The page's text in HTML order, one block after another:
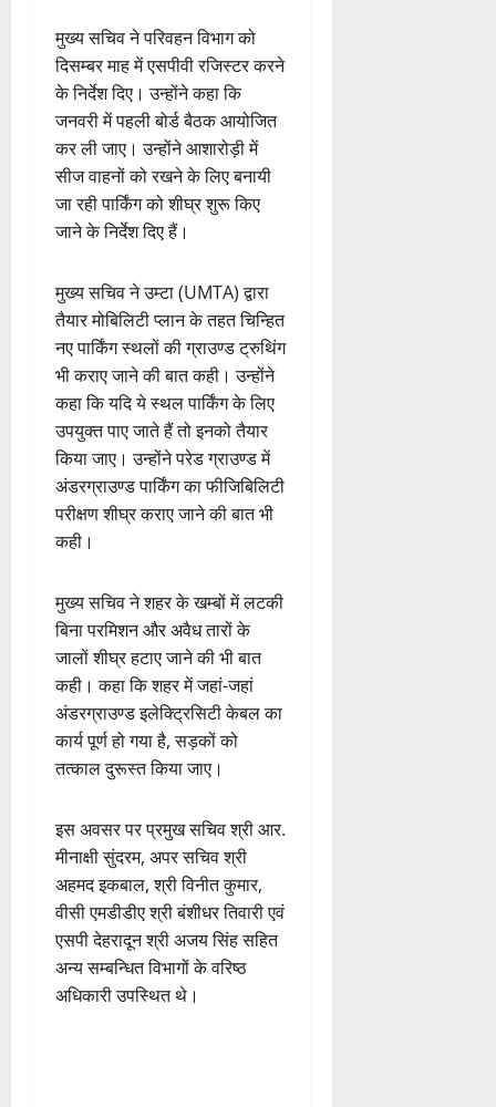
मुख्य सचिव ने परिवहन विभाग को
दिसम्बर माह में एसपीवी रजिस्टर करने
के निर्देश दिए। उन्होंने कहा कि
जनवरी में पहली बोर्ड बैठक आयोजित
कर ली जाए। उन्होंने आशारोड़ी में
सीज वाहनों को रखने के लिए बनायी
जा रही पार्किंग को शीघ्र शुरू किए
जाने के निर्देश दिए हैं।
मुख्य सचिव ने उम्टा (UMTA) द्वारा
तैयार मोबिलिटी प्लान के तहत चिन्हित
नए पार्किंग स्थलों की ग्राउण्ड ट्रुथिंग
भी कराए जाने की बात कही। उन्होंने
कहा कि यदि ये स्थल पार्किंग के लिए
उपयुक्त पाए जाते हैं तो इनको तैयार
किया जाए। उन्होंने परेड ग्राउण्ड में
अंडरग्राउण्ड पार्किंग का फीजिबिलिटी
परीक्षण शीघ्र कराए जाने की बात भी
कही।
मुख्य सचिव ने शहर के खम्बों में लटकी
बिना परमिशन और अवैध तारों के
जालों शीघ्र हटाए जाने की भी बात
कही। कहा कि शहर में जहां-जहां
अंडरग्राउण्ड इलेक्ट्रिसिटी केबल का
कार्य पूर्ण हो गया है, सड़कों को
तत्काल दुरूस्त किया जाए।
इस अवसर पर प्रमुख सचिव श्री आर.
मीनाक्षी सुंदरम, अपर सचिव श्री
अहमद इकबाल, श्री विनीत कुमार,
वीसी एमडीडीए श्री बंशीधर तिवारी एवं
एसपी देहरादून श्री अजय सिंह सहित
अन्य सम्बन्धित विभागों के वरिष्ठ
अधिकारी उपस्थित थे।